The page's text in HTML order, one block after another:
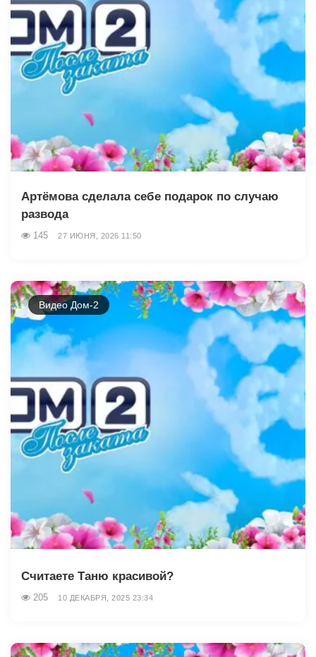
Артёмова сделала себе подарок по случаю
развода
145 27 ИЮНЯ, 2026 11:50
Видео Дом-2
Считаете Таню красивой?
205 10 ДЕКАБРЯ, 2025 23:34